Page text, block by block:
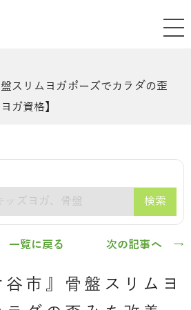
スリムヨガポーズでカラダの歪
ガ資格】
検索
一覧に戻る 次の記事へ →
谷市』骨盤スリムヨ